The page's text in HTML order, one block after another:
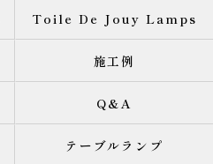
Toile De Jouy Lamps
施工例
Q&A
テーブルランプ